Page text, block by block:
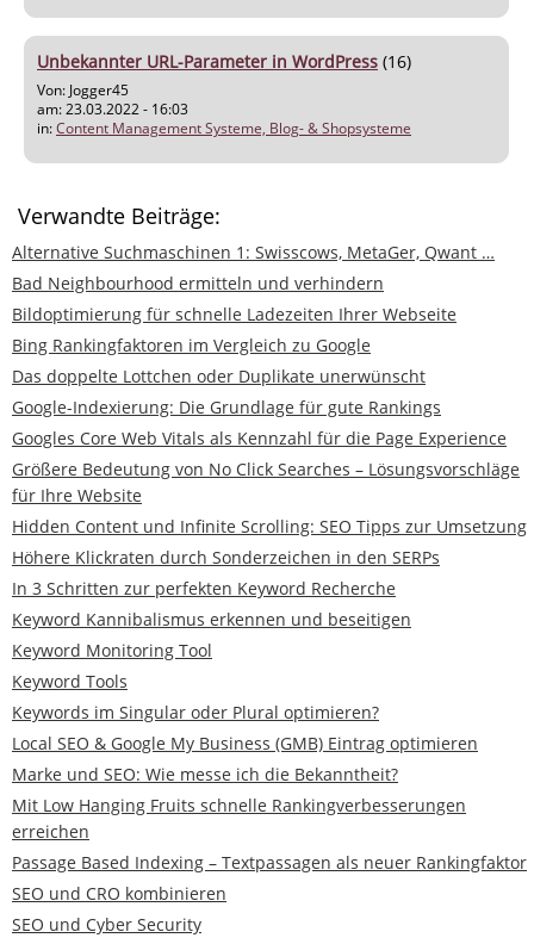
Unbekannter URL-Parameter in WordPress (16)
Von: Jogger45
am: 23.03.2022 - 16:03
in:Content Management Systeme, Blog- & Shopsysteme
Verwandte Beiträge:
Alternative Suchmaschinen 1: Swisscows, MetaGer, Qwant …
Bad Neighbourhood ermitteln und verhindern
Bildoptimierung für schnelle Ladezeiten Ihrer Webseite
Bing Rankingfaktoren im Vergleich zu Google
Das doppelte Lottchen oder Duplikate unerwünscht
Google-Indexierung: Die Grundlage für gute Rankings
Googles Core Web Vitals als Kennzahl für die Page Experience
Größere Bedeutung von No Click Searches – Lösungsvorschläge
für Ihre Website
Hidden Content und Infinite Scrolling: SEO Tipps zur Umsetzung
Höhere Klickraten durch Sonderzeichen in den SERPs
In 3 Schritten zur perfekten Keyword Recherche
Keyword Kannibalismus erkennen und beseitigen
Keyword Monitoring Tool
Keyword Tools
Keywords im Singular oder Plural optimieren?
Local SEO & Google My Business (GMB) Eintrag optimieren
Marke und SEO: Wie messe ich die Bekanntheit?
Mit Low Hanging Fruits schnelle Rankingverbesserungen
erreichen
Passage Based Indexing – Textpassagen als neuer Rankingfaktor
SEO und CRO kombinieren
SEO und Cyber Security